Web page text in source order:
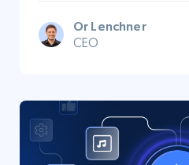
Or Lenchner
CEO